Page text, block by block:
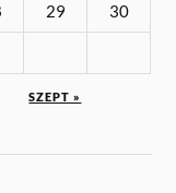
29 30
SZEPT »